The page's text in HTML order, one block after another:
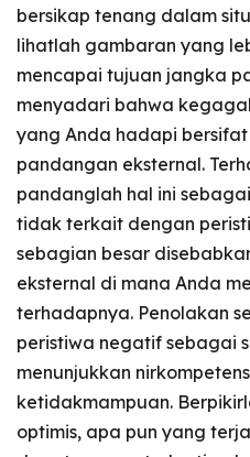
bersikap tenang dalam
lihatlah gambaran yang
mencapai tujuan jangka
menyadari bahwa
yang Anda hadapi
pandangan eksternal.
pandanglah hal ini
tidak terkait dengan
sebagian besar
eksternal di mana Anda
terhadapnya. Penolakan
peristiwa negatif sebagai
menunjukkan
ketidakmampuan.
optimis, apa pun yang